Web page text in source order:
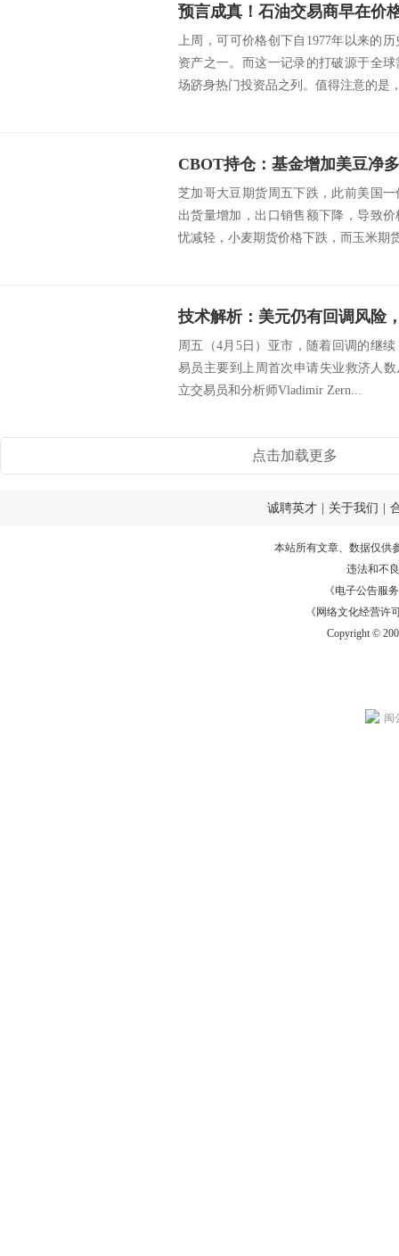
上周，可可价格创下自1977年以来的
资产之一。而这一记录的打破源于全
场跻身热门投资品之列。值得注意的是
芝加哥大豆期货周五下跌，此前美国
出货量增加，出口销售额下降，导致
忧减轻，小麦期货价格下跌，而玉米期
技术解析：美元仍有回调风险
周五（4月5日）亚市，随着回调的继
易员主要到上周首次申请失业救济人数
立交易员和分析师Vladimir Zern...
点击加载更多
诚聘英才 关于我们
本站所有文章、数据仅供
违法和不
《电子公告服务
《网络文化经营许
Copyright ©
闽